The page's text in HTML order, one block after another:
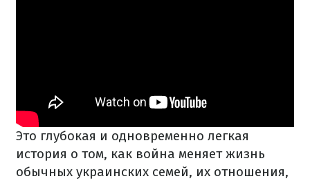
Это глубокая и одновременно легкая
история о том, как война меняет жизнь
обычных украинских семей, их отношения,